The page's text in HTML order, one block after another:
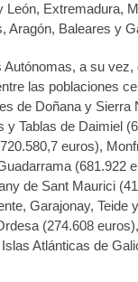
León, Extremadura,
Aragón, Baleares y
Autónomas, a su vez,
las poblaciones
de Doñana y Sierra
y Tablas de Daimiel
euros),
(681.922
de Sant Maurici
Garajonay, Teide
(274.608
Atlánticas de